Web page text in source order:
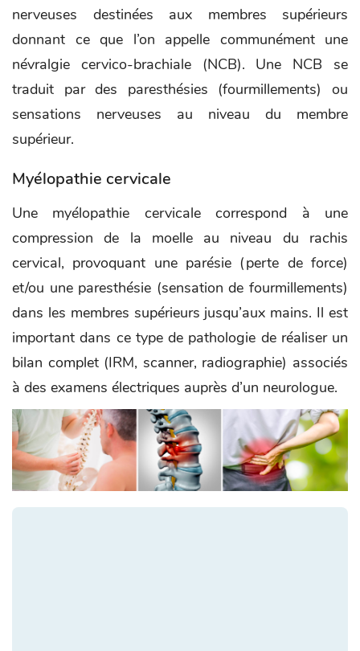
nerveuses destinées aux membres supérieurs
donnant ce que l’on appelle communément une
névralgie cervico-brachiale (NCB). Une NCB se
traduit par des paresthésies (fourmillements) ou
sensations nerveuses au niveau du membre
supérieur.
Myélopathie cervicale
Une myélopathie cervicale correspond à une
compression de la moelle au niveau du rachis
cervical, provoquant une parésie (perte de force)
et/ou une paresthésie (sensation de fourmillements)
dans les membres supérieurs jusqu’aux mains. Il est
important dans ce type de pathologie de réaliser un
bilan complet (IRM, scanner, radiographie) associés
à des examens électriques auprès d’un neurologue.